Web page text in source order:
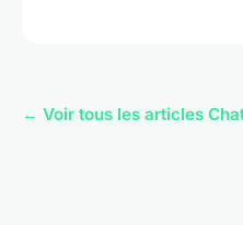
← Voir tous les articles